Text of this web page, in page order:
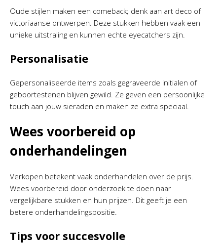
Oude stijlen maken een comeback; denk aan art deco of
victoriaanse ontwerpen. Deze stukken hebben vaak een
unieke uitstraling en kunnen echte eyecatchers zijn.
Personalisatie
Gepersonaliseerde items zoals gegraveerde initialen of
geboortestenen blijven gewild. Ze geven een persoonlijke
touch aan jouw sieraden en maken ze extra speciaal.
Wees voorbereid op
onderhandelingen
Verkopen betekent vaak onderhandelen over de prijs.
Wees voorbereid door onderzoek te doen naar
vergelijkbare stukken en hun prijzen. Dit geeft je een
betere onderhandelingspositie.
Tips voor succesvolle